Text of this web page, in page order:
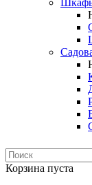
Корзина пуста